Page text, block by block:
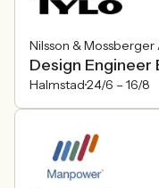
Nilsson & Mossberger
Design Engineer
Halmstad24/6 – 16/8